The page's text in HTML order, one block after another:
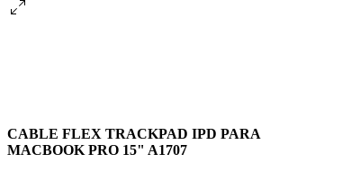
CABLE FLEX TRACKPAD IPD PARA
MACBOOK PRO 15" A1707